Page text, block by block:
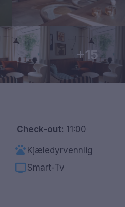
+15
Check-out: 11:00
pets Kjæledyrvennlig
tv Smart-Tv